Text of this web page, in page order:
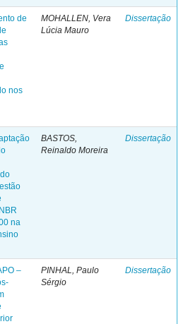
de
nos
MOHALLEN, Vera
Lúcia Mauro
Dissertação
na
BASTOS,
Reinaldo Moreira
Dissertação
–
PINHAL, Paulo
Sérgio
Dissertação